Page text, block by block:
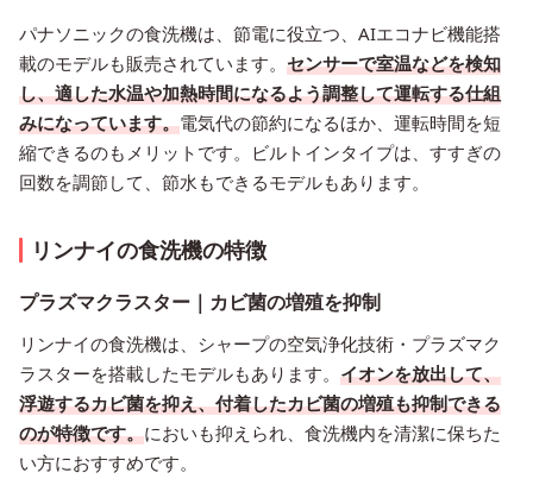
パナソニックの食洗機は、節電に役立つ、AIエコナビ機能搭
載のモデルも販売されています。 センサーで室温などを検知
し、適した水温や加熱時間になるよう調整して運転する仕組
みになっています。電気代の節約になるほか、運転時間を短
縮できるのもメリットです。ビルトインタイプは、すすぎの
回数を調節して、節水もできるモデルもあります。
リンナイの食洗機の特徴
プラズマクラスター｜カビ菌の増殖を抑制
リンナイの食洗機は、シャープの空気浄化技術・プラズマク
ラスターを搭載したモデルもあります。 イオンを放出して、
浮遊するカビ菌を抑え、付着したカビ菌の増殖も抑制できる
のが特徴です。においも抑えられ、食洗機内を清潔に保ちた
い方におすすめです。